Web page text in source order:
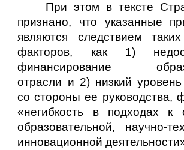
При этом в тексте
признано, что указанные
являются следствием
факторов, как 1)
финансирование
отрасли и 2) низкий
со стороны ее руководства,
«негибкость в подходах к
образовательной, научно-
инновационной